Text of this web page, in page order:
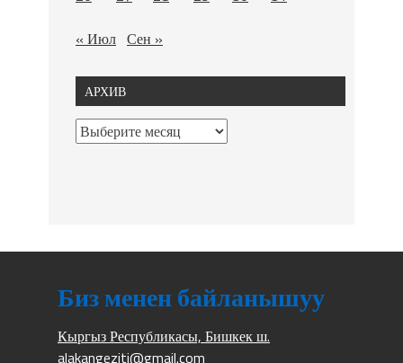
« Июл Сен »
АРХИВ
Биз менен байланышуу
Кыргыз Республикасы, Бишкек ш.
alakangeziti@gmail.com